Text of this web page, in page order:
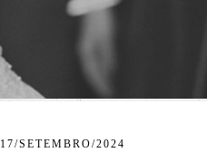
17/SETEMBRO/2024